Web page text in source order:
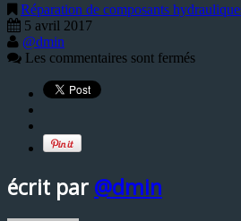
Réparation de composants
5 avril 2017
@dmin
Les commentaires sont fermés
écrit par @dmin